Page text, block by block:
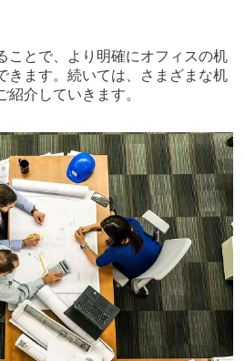
ことで、より明確にオフィスの机
きます。続いては、さまざまな机
介していきます。